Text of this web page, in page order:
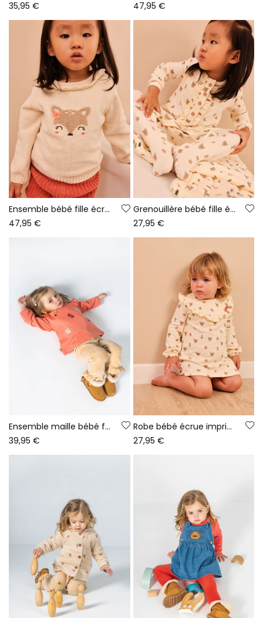
35,95 € 47,95 €
Ensemble bébé fille écru brodé cerf
47,95 €
Grenouillère bébé fille écrue imprimé oursons
27,95 €
Ensemble maille bébé fille rose brodé cerfs
39,95 €
Robe bébé écrue imprimé cerfs et fleurs
27,95 €